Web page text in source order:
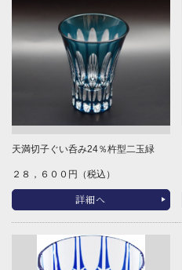
天満切子ぐい呑み24％杵型二玉緑
２８，６００円（税込）
詳細へ